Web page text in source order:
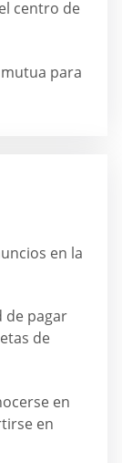
centro de
para
en la
de pagar
de
en
en